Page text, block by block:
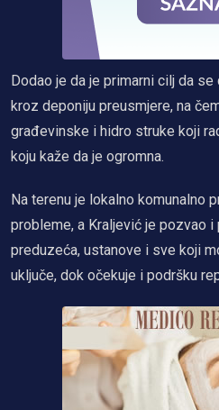
Dodao je da je primarni cilj da
kroz deponiju preusmjere, na
građevinske i hidro struke koji
koju kaže da je ogromna.
Na terenu je lokalno komunalno
probleme, a Kraljević je pozvao i
preduzeća, ustanove i sve koji
uključe, dok očekuje i podršku